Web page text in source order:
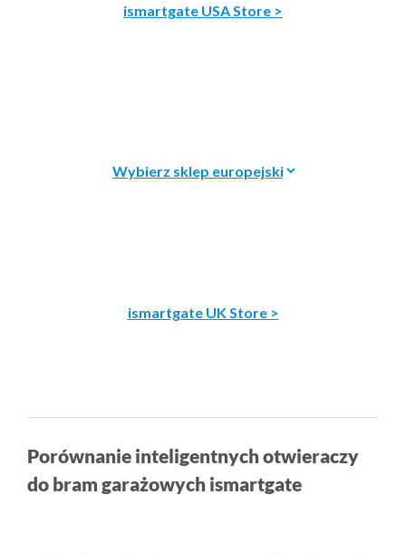
ismartgate USA Store >
ismartgate UK Store >
Porównanie inteligentnych otwieraczy
do bram garażowych ismartgate